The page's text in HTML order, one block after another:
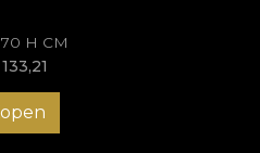
H CM
133,21